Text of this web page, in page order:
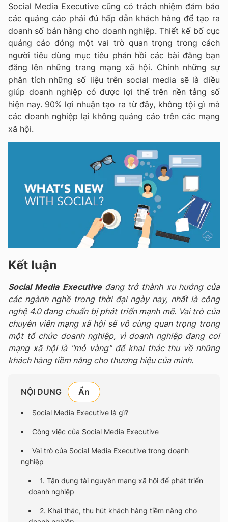
Social Media Executive cũng có trách nhiệm đảm bảo
các quảng cáo phải đủ hấp dẫn khách hàng để tạo ra
doanh số bán hàng cho doanh nghiệp. Thiết kế bố cục
quảng cáo đóng một vai trò quan trọng trong cách
người tiêu dùng mục tiêu phản hồi các bài đăng bạn
đăng lên những trang mạng xã hội. Chính những sự
phân tích những số liệu trên social media sẽ là điều
giúp doanh nghiệp có được lợi thế trên nền tảng số
hiện nay. 90% lợi nhuận tạo ra từ đây, không tội gì mà
các doanh nghiệp lại không quảng cáo trên các mạng
xã hội.
Kết luận
Social Media Executiveđang trở thành xu hướng của
các ngành nghề trong thời đại ngày nay, nhất là công
nghệ 4.0 đang chuẩn bị phát triển mạnh mẽ. Vai trò của
chuyên viên mạng xã hội sẽ vô cùng quan trọng trong
một tổ chức doanh nghiệp, vì doanh nghiệp đang coi
mạng xã hội là "mỏ vàng" để khai thác thu về những
khách hàng tiềm năng cho thương hiệu của mình.
NỘI DUNG
Social Media Executive là gì?
Công việc của Social Media Executive
Vai trò của Social Media Executive trong doạnh
nghiệp
1. Tận dụng tài nguyên mạng xã hội để phát triển
doanh nghiệp
2. Khai thác, thu hút khách hàng tiềm năng cho